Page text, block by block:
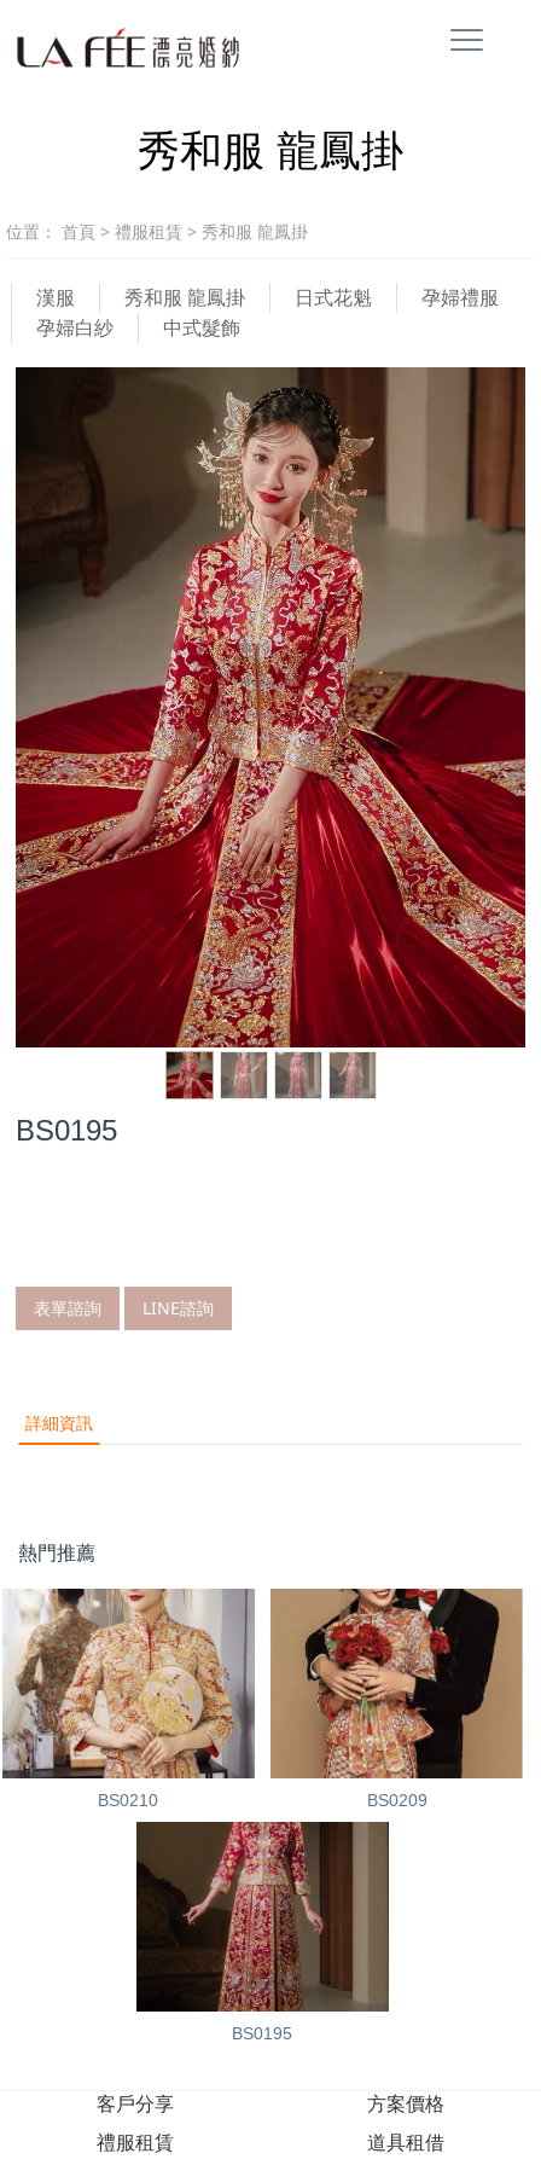
秀和服 龍鳳掛
位置： 首頁 > 禮服租賃 > 秀和服 龍鳳掛
漢服 秀和服 龍鳳掛 日式花魁
孕婦禮服
孕婦白紗
中式髮飾
BS0195
表單諮詢 LINE諮詢
詳細資訊
熱門推薦
BS0210 BS0209
BS0195
客戶分享
方案價格
禮服租賃
道具租借